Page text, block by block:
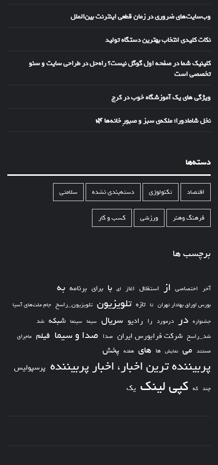
وب‌سایت‌های ضروری در زمان قطعی اینترنت بین‌الملل
نکات کلیدی انتخاب بهترین دستگاه تولید
کلینیک شما در صفحه اول گوگل نیست؟ راه‌حل در طراحی سایت و سئو
تخصصی است
ویژگی های یک آموزشگاه خوب در کرج
نخل شامادورا؛ ملکه‌ی سبز و صبورِ خانه‌ها 🌿
دسته‌ها
اقتصاد تکنولوژی دسته‌بندی نشده سلامتی
فرهنگ وهنر ورزشی کسب و کار
برچسب ها
آخر اختصاصی از استقلال اغاز ای با برای برنامه به
بورس اوراق بهادار تهران تا تازه تلویزیون تلویزیون_راسخ جام ملت‌های آسیا
جشنواره در درمورد را رادیو سریال سیما سینما شبکه شد
شد_راسخ شرکت فرابورس ایران صدا صدا و سیما فیلم ماجرای
مستند می نمایش ها های هفته پخش
پربیننده ترین اخبار، اخبار پربیننده پرسپولیس
چند که کپی لینک یک